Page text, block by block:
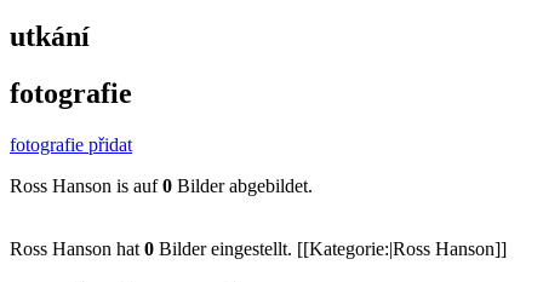
utkání
fotografie
fotografie přidat
Ross Hanson is auf0 Bilder abgebildet.
Ross Hanson hat 0 Bilder eingestellt. [[Kategorie:|Ross Hanson]]